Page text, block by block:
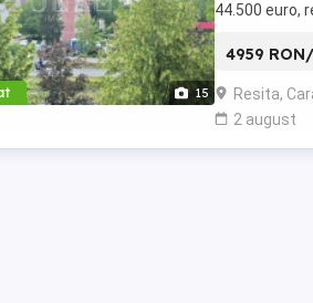
15
44.500 euro,
4959
Resita,
2 august